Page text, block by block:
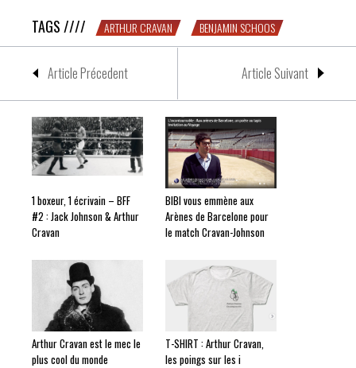
TAGS //// ARTHUR CRAVAN BENJAMIN SCHOOS
Article Précedent Article Suivant
1 boxeur, 1 écrivain – BFF
#2 : Jack Johnson & Arthur
Cravan
BIBI vous emmène aux
Arènes de Barcelone pour
le match Cravan-Johnson
Arthur Cravan est le mec le
plus cool du monde
T-SHIRT : Arthur Cravan,
les poings sur les i